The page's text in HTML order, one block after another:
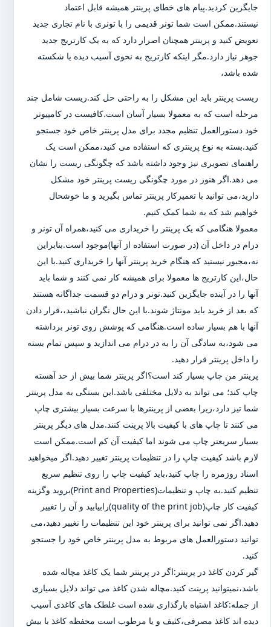
جایگزین کردید.پیام های خطای پرینتر همیشه قابل اعتماد
نیستند.ممکن است شما تونر قدیمی را با تونری با نام تجاری جدید
تعویض کنید و پرینتر همچنان اصرار دارد که به یک کارتریج جدید
جوهر نیاز دارد.مگر اینکه کارتریج به نحوی آسیب دیده یا شکسته
شده باشد،
ریست پرینتر باید این مشکل را به راحتی حل کند.ریست شامل چند
مرحله است که به معمولا بسیار آسان است.کافیست در کامپیوتر
خود دستورالعمل تنظیم مجدد برای مدل پرینتر خاص خود جستجو
کنید.بسته به نوع پرینتری که استفاده می کنید،ممکن است یک
راهنمای تصویری نیز وجود داشته باشد که چگونگی ریست را نشان
می دهد.اگر هنوز در مورد چگونگی ریست پرینتر خود مشکل
دارید،می توانید با تعمیرکار پرینتر تماس بگیرید و ما خوشحال
خواهیم شد که به شما کمک کنیم.
معمولا هنگامی که یک پرینتر را خریداری می کنید،همراه آن تونر و
درام در داخل آن (در صورت استفاده از آنها)موجود است.بنابراین
نه،مجبور نیستید که هنگام خرید پرینتر آنها را خریداری کنید.با این
حال،این کارتریج ها معمولا برای همیشه کار نمی کنند و شما باید
آنها را در آینده جایگزین کنید.تونر و درام دو قسمت جداگانه هستند
که بعد از خرید باید مونتاژ شوند.با این حال نگران نباشید،،قرار دادن
آنها با هم بسیار ساده است.هنگامی که پوشش روی تونر برداشته
می شود،به سادگی آن را به در درام می اندازید و سپس تمام بسته
را داخل پرینتر قرار دهید.
پرینتر من چاپ بسیار کند است؟اگر پرینتر شما بیش از حد آهسته
چاپ کند؛ می تواند به دلایل مختلفی باشد.این بستگی به مدل پرینتر
شما تیز دارد،زیرا بعضی از پرینترها با سرعت بسیار بیشتری چاپ
می کنند تا چاپ های با کیفیت بالا پرینت کنند.مدل های دیگر پرینتر
بسیار سریعتر چاپ می شوند اما کیفیت آن کم است.ممکن است
لازم باشد کیفیت چاپ را در تنظیمات پرینتر تغییر دهید.اگر میخواهید
اسناد روزمره را چاپ کنید،باید کیفیت چاپ را روی تنظیم سریع
تنظیم کنید.به چاپ و تنظیمات(Print and Properties)بروید وگزینه
کیفیت کار چاپ(quality of the print job)رابیابید و آن را تغییر
دهید.اگر نمی توانید برای پرینتر خود این تنظیمات را تغییر دهید،می
توانید دستورالعمل های مربوط به مدل پرینتر خاص خود را جستجو
کنید.
گیر کردن کاغذ در پرینتر:اگر در پرینتر شما یک کاغذ مچاله شده
باشد،نمیتوانید پرینت کنید.مچاله شدن کاغذ می تواند دلایل بسیاری
از جمله:کاغذ اشتباه بارگذاری شده است غلطک های کاغذی آسیب
دیده اند کاغذ مصرفی،کثیف و یا مرطوب است محفظه کاغذ با بیش